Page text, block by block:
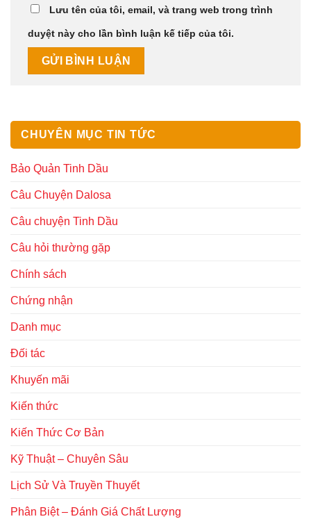
Lưu tên của tôi, email, và trang web trong trình
duyệt này cho lần bình luận kế tiếp của tôi.
CHUYÊN MỤC TIN TỨC
Bảo Quản Tinh Dầu
Câu Chuyện Dalosa
Câu chuyện Tinh Dầu
Câu hỏi thường gặp
Chính sách
Chứng nhận
Danh mục
Đối tác
Khuyến mãi
Kiến thức
Kiến Thức Cơ Bản
Kỹ Thuật – Chuyên Sâu
Lịch Sử Và Truyền Thuyết
Phân Biệt – Đánh Giá Chất Lượng